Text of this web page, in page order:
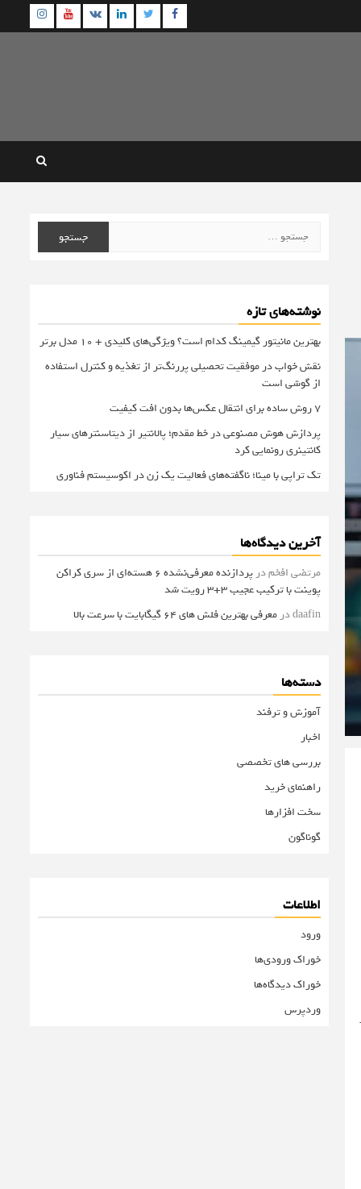
Facebook
Twitter
Linkedin
VK
برای:
نوشته‌های تازه
بهترین مانیتور گیمینگ کدام است؟ ویژگی‌های کلیدی + 10 مدل برتر
نقش خواب در موفقیت تحصیلی پررنگ‌تر از تغذیه و کنترل استفاده
از گوشی است
۷ روش ساده برای انتقال عکس‌ها بدون افت کیفیت
پردازش هوش مصنوعی در خط مقدم؛ پالانتیر از دیتاسنترهای سیار
کانتینری رونمایی کرد
تک تراپی با مینا؛ ناگفته‌های فعالیت یک زن در اکوسیستم فناوری
آخرین دیدگاه‌ها
مرتضی افخمدر
پردازنده معرفی‌نشده 6 هسته‌ای از سری کراکن
پوینت با ترکیب عجیب 3+3 رویت شد
daafinدر معرفی بهترین فلش های 64 گیگابایت با سرعت بالا
دسته‌ها
آموزش و ترفند
اخبار
بررسی های تخصصی
راهنمای خرید
سخت افزارها
گوناگون
اطلاعات
ورود
خوراک ورودی‌ها
خوراک دیدگاه‌ها
وردپرس